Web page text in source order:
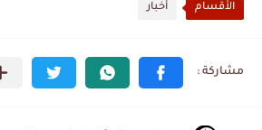
الأقسام أخبار